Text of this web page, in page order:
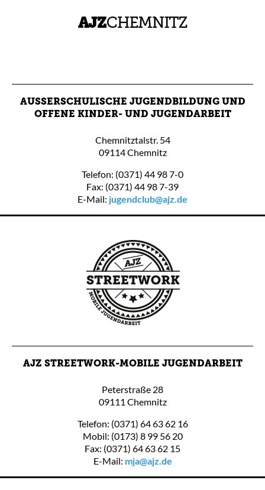
AUSSERSCHULISCHE JUGENDBILDUNG UND O
FFENE KINDER- UND JUGENDARBEIT
Chemnitztalstr. 54
09114 Chemnitz
Telefon: (0371) 44 98 7-0
Fax: (0371) 44 98 7-39
E-Mail: jugendclub@ajz.de
AJZ STREETWORK-MOBILE JUGENDARBEIT
Peterstraße 28
09111 Chemnitz
Telefon: (0371) 64 63 62 16
Mobil: (0173) 8 99 56 20
Fax: (0371) 64 63 62 15
E-Mail: mja@ajz.de